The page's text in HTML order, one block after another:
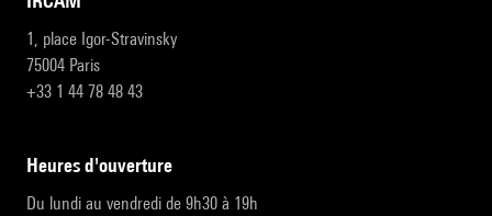
1, place Igor-Stravinsky
75004 Paris
+33 1 44 78 48 43
heures d'ouverture
Du lundi au vendredi de 9h30 à 19h